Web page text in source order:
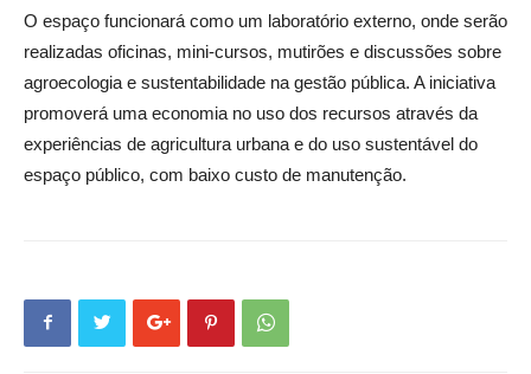
O espaço funcionará como um laboratório externo, onde serão
realizadas oficinas, mini-cursos, mutirões e discussões sobre
agroecologia e sustentabilidade na gestão pública. A iniciativa
promoverá uma economia no uso dos recursos através da
experiências de agricultura urbana e do uso sustentável do
espaço público, com baixo custo de manutenção.